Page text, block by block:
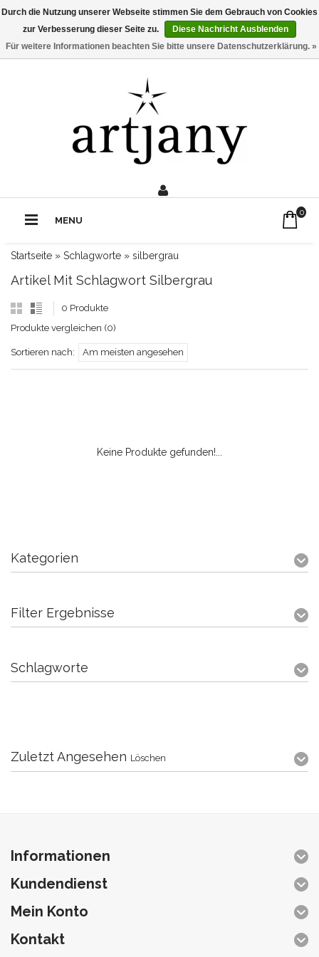
Rufe uns an:0211 - 210 310 2
MENU
0
Startseite » Schlagworte » silbergrau
Artikel Mit Schlagwort Silbergrau
0 Produkte
Produkte vergleichen (0)
Sortieren nach: Am meisten angesehen
Keine Produkte gefunden!...
Kategorien
Filter Ergebnisse
Schlagworte
Zuletzt Angesehen Löschen
Informationen
Kundendienst
Mein Konto
Kontakt
Durch die Nutzung unserer Webseite stimmen Sie dem Gebrauch von Cookies
zur Verbesserung dieser Seite zu.
Diese Nachricht Ausblenden
Für weitere Informationen beachten Sie bitte unsere Datenschutzerklärung. »